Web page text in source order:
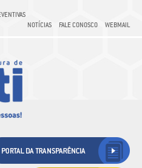
NOTÍCIAS
FALE CONOSCO WEBMAIL